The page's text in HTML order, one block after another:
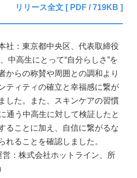
リリース全文 [ PDF / 719KB ]
社：東京都中央区、代表取締役
中高生にとって“自分らしさ”を
からの称賛や周囲との調和より
ティティの確立と幸福感に繋が
した。また、スキンケアの習慣
通う中高生に対して検証したと
ることに加え、自信に繋がるな
れることを確認しました。
：株式会社ホットライン、所